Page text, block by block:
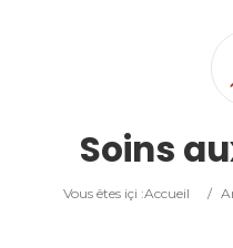
LieuSoins
Vous êtes içi :Accueil /